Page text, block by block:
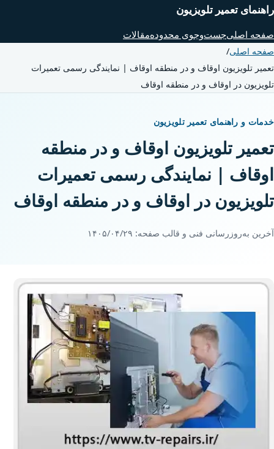
راهنمای تعمیر تلویزیون
صفحه اصلیجست‌وجوی محدودهمقالات
صفحه اصلی/
تعمیر تلویزیون اوقاف و در منطقه اوقاف | نمایندگی رسمی تعمیرات
تلویزیون در اوقاف و در منطقه اوقاف
خدمات و راهنمای تعمیر تلویزیون
تعمیر تلویزیون اوقاف و در منطقه
اوقاف | نمایندگی رسمی تعمیرات
تلویزیون در اوقاف و در منطقه اوقاف
آخرین به‌روزرسانی فنی و قالب صفحه: ۱۴۰۵/۰۴/۲۹